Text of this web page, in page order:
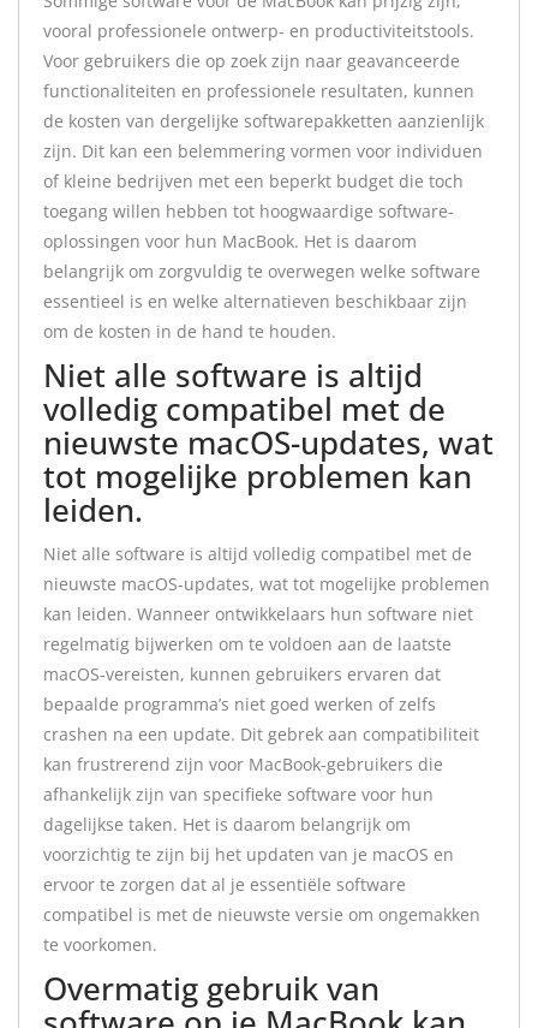
vooral professionele ontwerp- en productiviteitstools.
Voor gebruikers die op zoek zijn naar geavanceerde
functionaliteiten en professionele resultaten, kunnen
de kosten van dergelijke softwarepakketten aanzienlijk
zijn. Dit kan een belemmering vormen voor individuen
of kleine bedrijven met een beperkt budget die toch
toegang willen hebben tot hoogwaardige software-
oplossingen voor hun MacBook. Het is daarom
belangrijk om zorgvuldig te overwegen welke software
essentieel is en welke alternatieven beschikbaar zijn
om de kosten in de hand te houden.
Niet alle software is altijd
volledig compatibel met de
nieuwste macOS-updates, wat
tot mogelijke problemen kan
leiden.
Niet alle software is altijd volledig compatibel met de
nieuwste macOS-updates, wat tot mogelijke problemen
kan leiden. Wanneer ontwikkelaars hun software niet
regelmatig bijwerken om te voldoen aan de laatste
macOS-vereisten, kunnen gebruikers ervaren dat
bepaalde programma’s niet goed werken of zelfs
crashen na een update. Dit gebrek aan compatibiliteit
kan frustrerend zijn voor MacBook-gebruikers die
afhankelijk zijn van specifieke software voor hun
dagelijkse taken. Het is daarom belangrijk om
voorzichtig te zijn bij het updaten van je macOS en
ervoor te zorgen dat al je essentiële software
compatibel is met de nieuwste versie om ongemakken
te voorkomen.
Overmatig gebruik van